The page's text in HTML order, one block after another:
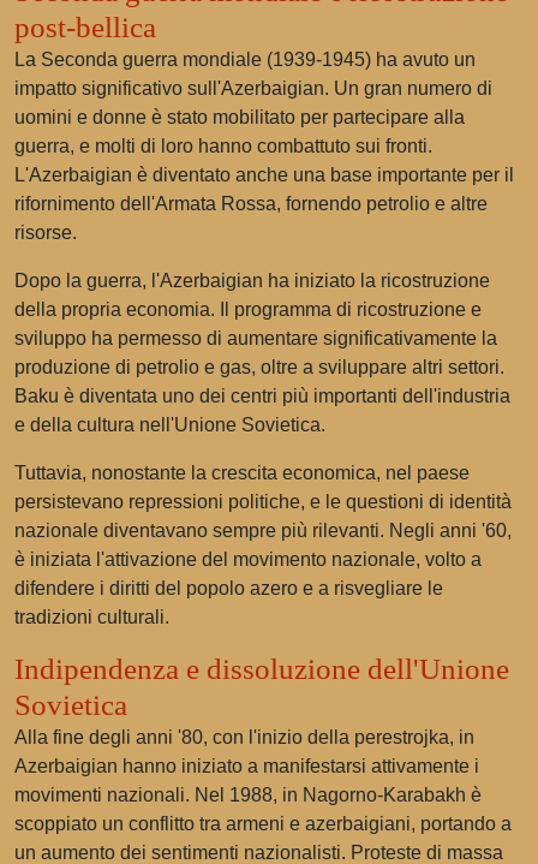
post-bellica
La Seconda guerra mondiale (1939-1945) ha avuto un
impatto significativo sull'Azerbaigian. Un gran numero di
uomini e donne è stato mobilitato per partecipare alla
guerra, e molti di loro hanno combattuto sui fronti.
L'Azerbaigian è diventato anche una base importante per il
rifornimento dell'Armata Rossa, fornendo petrolio e altre
risorse.
Dopo la guerra, l'Azerbaigian ha iniziato la ricostruzione
della propria economia. Il programma di ricostruzione e
sviluppo ha permesso di aumentare significativamente la
produzione di petrolio e gas, oltre a sviluppare altri settori.
Baku è diventata uno dei centri più importanti dell'industria
e della cultura nell'Unione Sovietica.
Tuttavia, nonostante la crescita economica, nel paese
persistevano repressioni politiche, e le questioni di identità
nazionale diventavano sempre più rilevanti. Negli anni '60,
è iniziata l'attivazione del movimento nazionale, volto a
difendere i diritti del popolo azero e a risvegliare le
tradizioni culturali.
Indipendenza e dissoluzione dell'Unione
Sovietica
Alla fine degli anni '80, con l'inizio della perestrojka, in
Azerbaigian hanno iniziato a manifestarsi attivamente i
movimenti nazionali. Nel 1988, in Nagorno-Karabakh è
scoppiato un conflitto tra armeni e azerbaigiani, portando a
un aumento dei sentimenti nazionalisti. Proteste di massa